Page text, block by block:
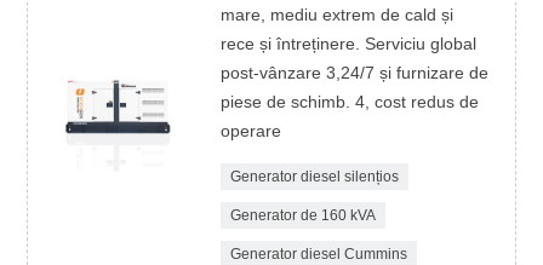
mare, mediu extrem de cald și
rece și întreținere. Serviciu global
post-vânzare 3,24/7 și furnizare de
piese de schimb. 4, cost redus de
operare
Generator diesel silențios
Generator de 160 kVA
Generator diesel Cummins